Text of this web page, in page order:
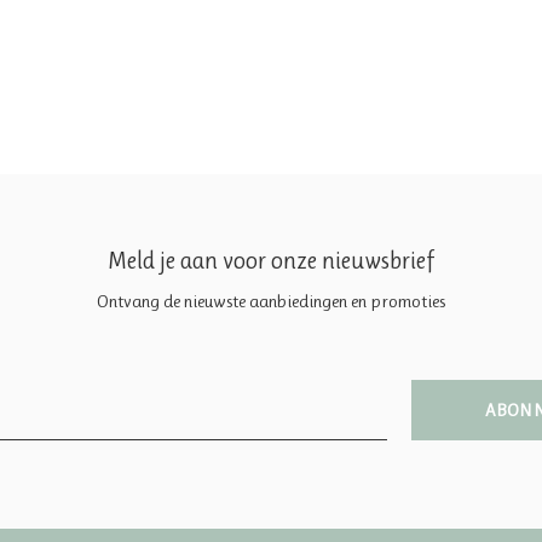
Meld je aan voor onze nieuwsbrief
Ontvang de nieuwste aanbiedingen en promoties